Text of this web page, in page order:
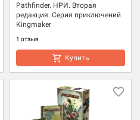
Pathfinder. НРИ. Вторая
редакция. Серия приключений
Kingmaker
1 отзыв
Купить